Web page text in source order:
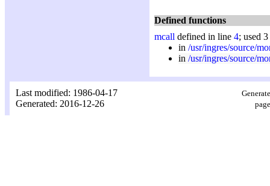
Defined functions
mcall defined in line 4; used
in /usr/ingres/source/
in /usr/ingres/source/
Last modified: 1986-04-17
Generated: 2016-12-26